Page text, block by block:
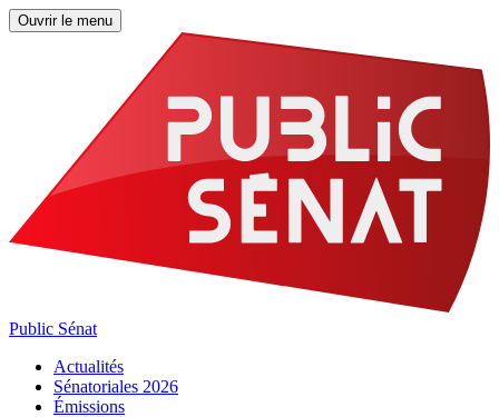
Ouvrir le menu
Public Sénat
Actualités
Sénatoriales 2026
Émissions